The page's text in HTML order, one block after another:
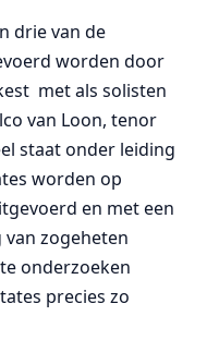
drie van de
worden door
met als solisten
van Loon, tenor
staat onder leiding
worden op
en met een
zogeheten
onderzoeken
precies zo